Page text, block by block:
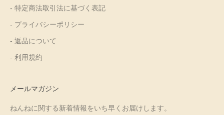
- 特定商法取引法に基づく表記
- プライバシーポリシー
- 返品について
- 利用規約
メールマガジン
ねんねに関する新着情報をいち早くお届けします。